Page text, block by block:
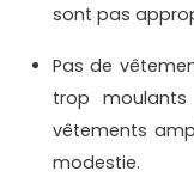
sont pas
Pas de
trop
vêtements
modestie.